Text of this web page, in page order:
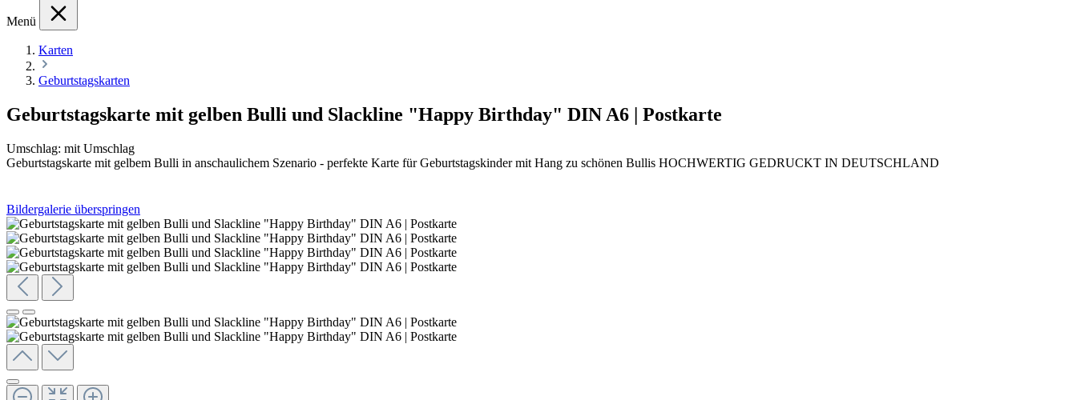
Menü
Karten
Geburtstagskarten
Geburtstagskarte mit gelben Bulli und Slackline "Happy Birthday" DIN A6 | Postkarte
Umschlag: mit Umschlag
Geburtstagskarte mit gelbem Bulli in anschaulichem Szenario - perfekte Karte für Geburtstagskinder mit Hang zu schönen Bullis HOCHWERTIG GEDRUCKT IN DEUTSCHLAND
Bildergalerie überspringen